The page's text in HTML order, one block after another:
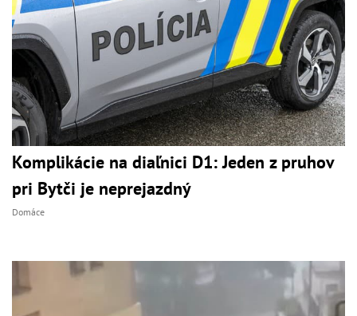
Komplikácie na diaľnici D1: Jeden z pruhov
pri Bytči je neprejazdný
Domáce